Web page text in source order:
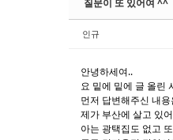
인규
안녕하세여..
요 밑에 밑에 글 올린
먼저 답변해주신 내
제가 부산에 살고 있
아는 광택집도 없고